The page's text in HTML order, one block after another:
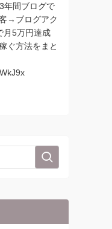
年間ブログで
→ブログアク
月5万円達成
ぐ方法をまと